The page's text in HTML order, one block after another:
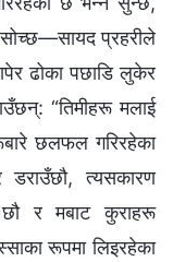
सोच्छ—सायद प्रहरीले
ढोका पछाडि लुकेर
“तिमीहरू मलाई
छलफल गरिरहेका
डराउँछौ, त्यसकारण
छौ र मबाट कुराहरू
रूपमा लिइरहेका